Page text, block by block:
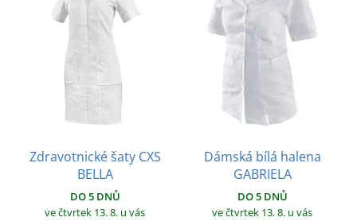
Zdravotnické šaty CXS
BELLA
DO 5 DNŮ
ve čtvrtek 13. 8. u vás
Dámská bílá halena
GABRIELA
DO 5 DNŮ
ve čtvrtek 13. 8. u vás